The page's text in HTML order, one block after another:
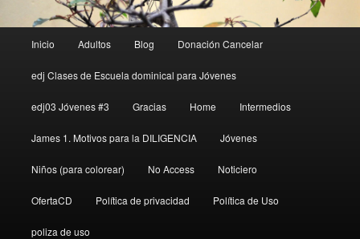
principal
Inicio Adultos Blog Donación Cancelar
edj Clases de Escuela dominical para Jóvenes
edj03 Jóvenes #3 Gracias Home Intermedios
James 1. Motivos para la DILIGENCIA Jóvenes
Niños (para colorear) No Access Noticiero
OfertaCD Política de privacidad Política de Uso
poliza de uso